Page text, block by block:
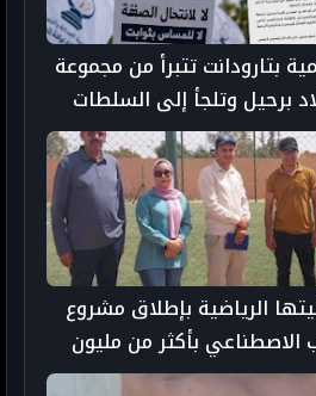
بتارودانت تتبرأ من مجموعة
برحيل وتلجأ إلى السلطات
الرياضية بإطلاق مشروع
بأكثر من مليون
درهم